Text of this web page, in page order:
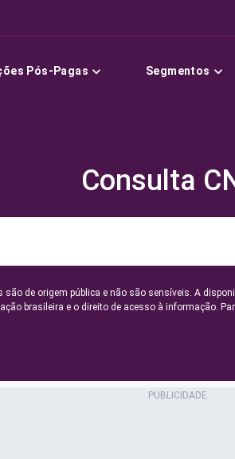
Pós-Pagas Segmentos
Consulta
são de origem pública e não são sensíveis. A
brasileira e o direito de acesso à informação.